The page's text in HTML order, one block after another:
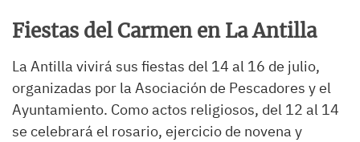
Fiestas del Carmen en La Antilla
La Antilla vivirá sus fiestas del 14 al 16 de julio,
organizadas por la Asociación de Pescadores y el
Ayuntamiento. Como actos religiosos, del 12 al 14
se celebrará el rosario, ejercicio de novena y